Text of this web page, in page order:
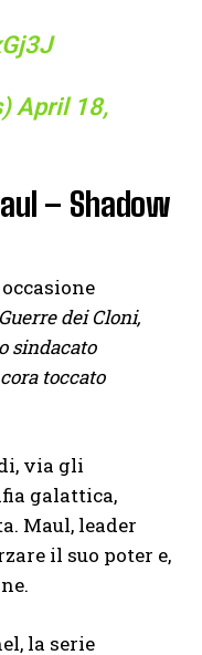
April 18,
– Shadow
dei Cloni,
sindacato
toccato
via gli
galattica,
Maul, leader
il suo poter e,
la serie